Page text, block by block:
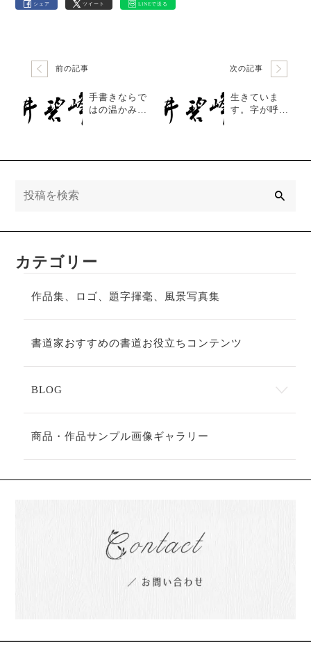
シェア ツイート LINEで送る
前の記事
手書きならで
はの温かみの
次の記事
生きていま
す。字が呼吸
カテゴリー
作品集、ロゴ、題字揮毫、風景写真集
書道家おすすめの書道お役立ちコンテンツ
BLOG
商品・作品サンプル画像ギャラリー